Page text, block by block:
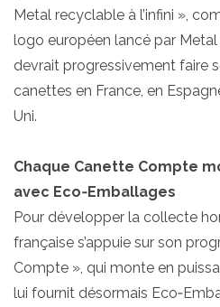
Metal recyclable à l’infini »,
logo européen lancé par
devrait progressivement faire
canettes en France, en
Uni.
Chaque Canette Compte
avec Eco‐Emballages
Pour développer la collecte
française s’appuie sur son
Compte », qui monte en
lui fournit désormais